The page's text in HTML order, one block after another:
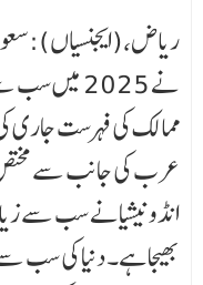
نے 2025
ممالک کی فہرست
عرب کی جانب سے مختص
بھیجا ہے۔ دنیا کی